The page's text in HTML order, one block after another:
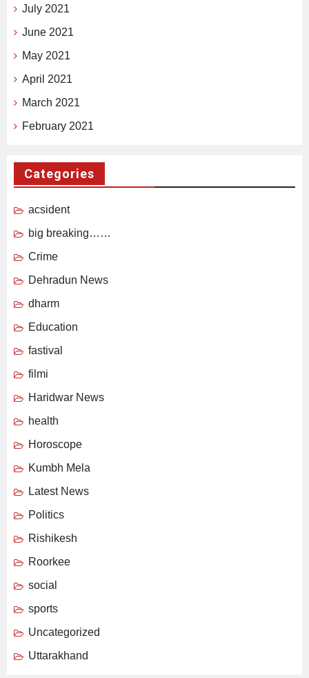
July 2021
June 2021
May 2021
April 2021
March 2021
February 2021
Categories
acsident
big breaking……
Crime
Dehradun News
dharm
Education
fastival
filmi
Haridwar News
health
Horoscope
Kumbh Mela
Latest News
Politics
Rishikesh
Roorkee
social
sports
Uncategorized
Uttarakhand